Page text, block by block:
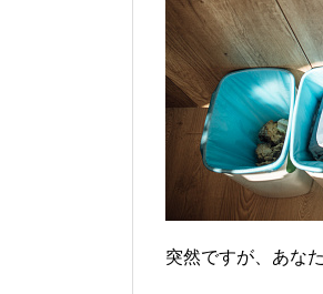
突然ですが、あな